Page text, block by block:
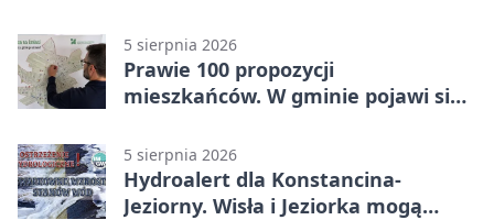
5 sierpnia 2026
Prawie 100 propozycji
mieszkańców. W gminie pojawi się
5 sierpnia 2026
Hydroalert dla Konstancina-
Jeziorny. Wisła i Jeziorka mogą